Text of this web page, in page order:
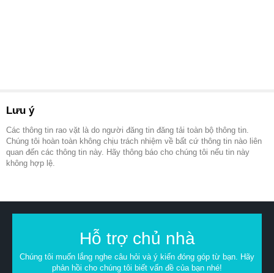
Lưu ý
Các thông tin rao vặt là do người đăng tin đăng tải toàn bộ thông tin.
Chúng tôi hoàn toàn không chịu trách nhiệm về bất cứ thông tin nào liên
quan đến các thông tin này. Hãy thông báo cho chúng tôi nếu tin này
không hợp lệ.
Hỗ trợ chủ nhà
Chúng tôi muốn lắng nghe câu hỏi và ý kiến đóng góp từ bạn. Hãy
phản hồi cho chúng tôi biết vấn đề của bạn nhé!